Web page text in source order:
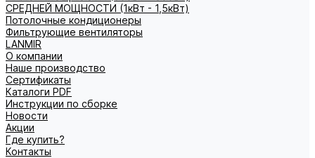
СРЕДНЕЙ МОЩНОСТИ (1кВт - 1,5кВт)
Потолочные кондиционеры
Фильтрующие вентиляторы
LANMIR
О компании
Наше производство
Сертификаты
Каталоги PDF
Инструкции по сборке
Новости
Акции
Где купить?
Контакты